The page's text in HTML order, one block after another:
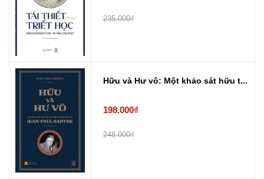
235.000₫
Hữu và Hư vô: Một khảo sát hữu t...
198.000₫
248.000₫